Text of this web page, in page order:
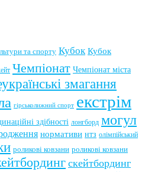
та спорту Кубок Кубок
Чемпіонат Чемпіонат міста
змагання
гірськолижний спорт екстрім
здібності лонгборд могул
нормативи нтз олімпійський
роликові ковзани роликові ковзани
скейтбординг